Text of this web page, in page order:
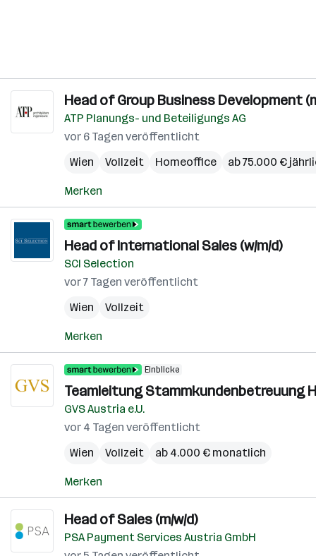
Head of Group Business Development
ATP Planungs- und Beteiligungs AG
vor 6 Tagen veröffentlicht
Wien
Vollzeit Homeoffice ab 75.000 €
Merken
Head of International Sales (w/m/d)
SCI Selection
vor 7 Tagen veröffentlicht
Wien
Vollzeit
Merken
Einblicke
Teamleitung Stammkundenbetreuung
GVS Austria e.U.
vor 4 Tagen veröffentlicht
Wien
Vollzeit ab 4.000 € monatlich
Merken
Head of Sales (m/w/d)
PSA Payment Services Austria GmbH